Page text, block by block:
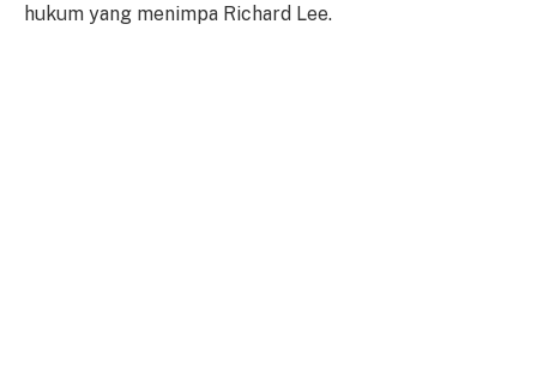
hukum yang menimpa Richard Lee.